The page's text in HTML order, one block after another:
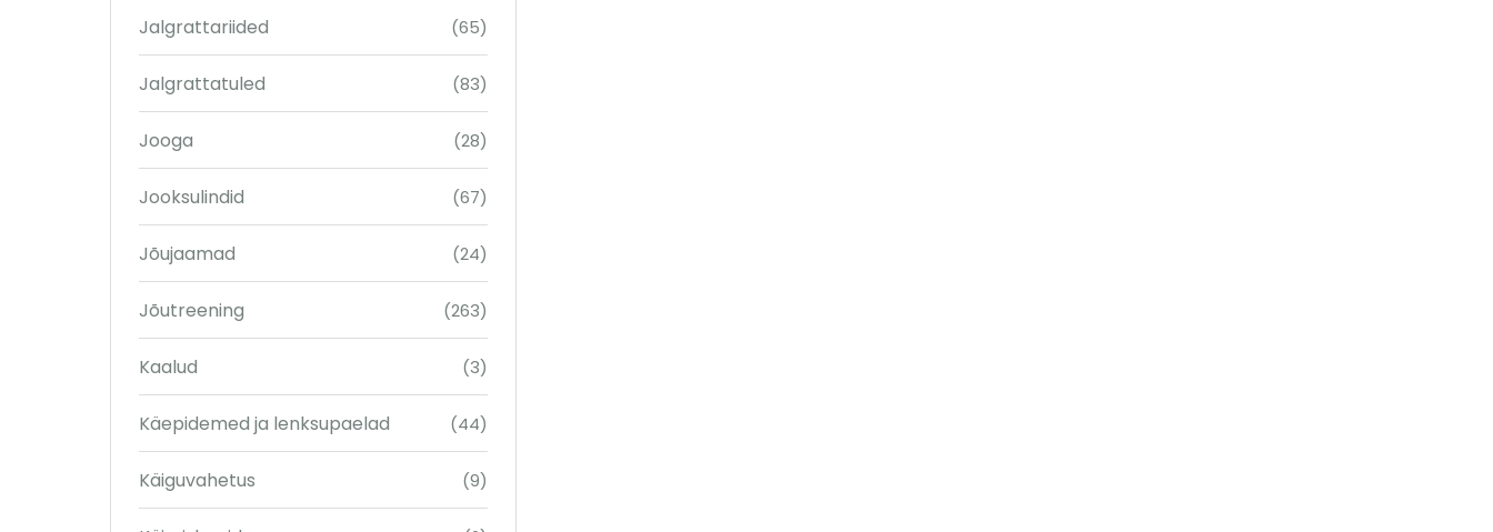
Jalgrattariided (65)
Jalgrattatuled (83)
Jooga (28)
Jooksulindid (67)
Jõujaamad (24)
Jõutreening (263)
Kaalud (3)
Käepidemed ja lenksupaelad (44)
Käiguvahetus (9)